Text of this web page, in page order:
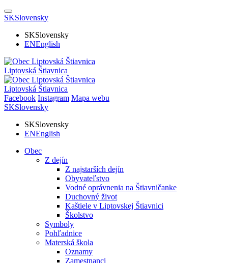
SKSlovensky
SKSlovensky
ENEnglish
Liptovská Štiavnica
Liptovská Štiavnica
Facebook Instagram Mapa webu
SKSlovensky
SKSlovensky
ENEnglish
Obec
Z dejín
Z najstarších dejín
Obyvateľstvo
Vodné oprávnenia na Štiavničanke
Duchovný život
Kaštiele v Liptovskej Štiavnici
Školstvo
Symboly
Pohľadnice
Materská škola
Oznamy
Zamestnanci